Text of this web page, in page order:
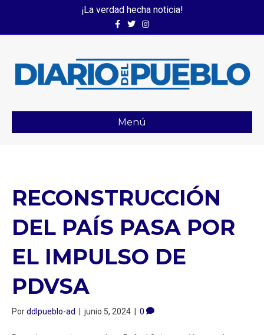
¡La verdad hecha noticia!
FacebookTwitterInstagram
Menú
RECONSTRUCCIÓN
DEL PAÍS PASA POR
EL IMPULSO DE
PDVSA
Porddlpueblo-ad | junio 5, 2024 | 0